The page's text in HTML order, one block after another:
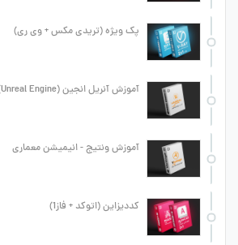
پک ویژه (تریدی مکس + وی ری)
آموزش آنریل انجین (Unreal Engine)
آموزش ونتیج - انیمیشن معماری
کددیزاین (اتوکد + فاز1)